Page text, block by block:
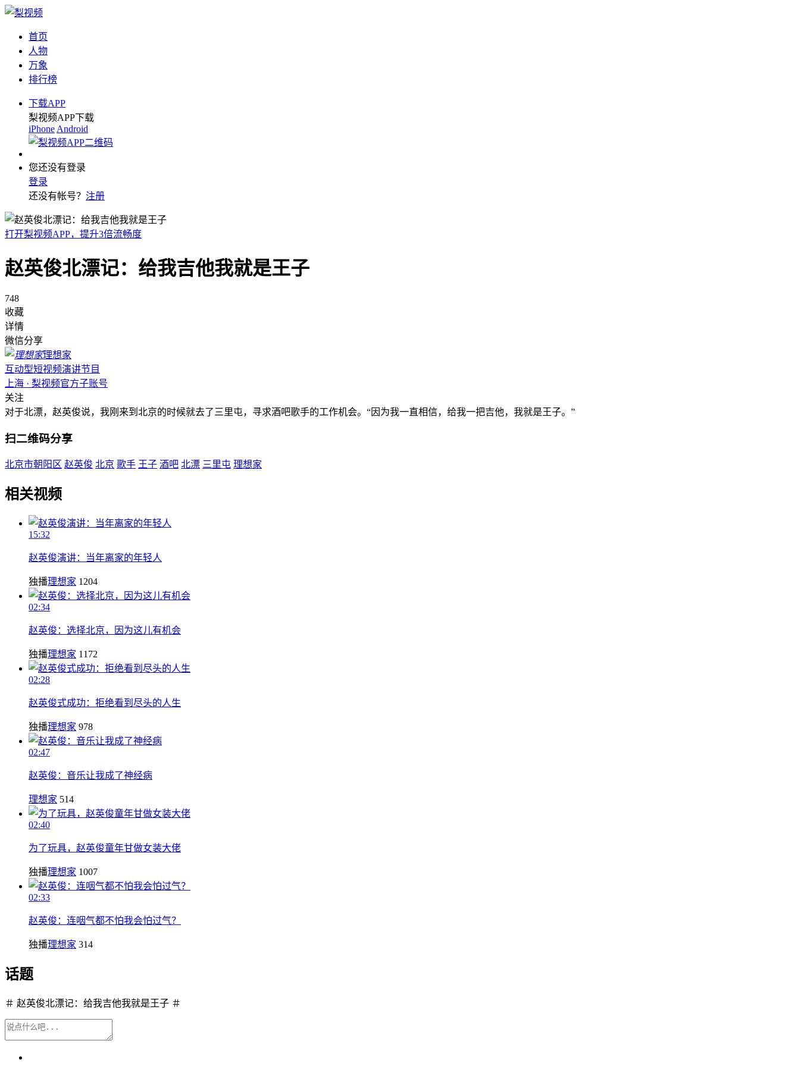
首页
人物
万象
排行榜
下载APP
梨视频APP下载
iPhone Android
您还没有登录
登录
还没有帐号？ 注册
打开梨视频APP，提升3倍流畅度
赵英俊北漂记：给我吉他我就是王子
748
收藏
详情
微信分享
理想家
互动型短视频演讲节目
上海 · 梨视频官方子账号
关注
对于北漂，赵英俊说，我刚来到北京的时候就去了三里屯，寻求酒吧歌手的工作机会。“因为我一直相信，给我一把吉他，我就是王子。”
扫二维码分享
北京市朝阳区 赵英俊 北京 歌手 王子 酒吧 北漂 三里屯 理想家
相关视频
15:32
赵英俊演讲：当年离家的年轻人
独播理想家 1204
02:34
赵英俊：选择北京，因为这儿有机会
独播理想家 1172
02:28
赵英俊式成功：拒绝看到尽头的人生
独播理想家 978
02:47
赵英俊：音乐让我成了神经病
理想家 514
02:40
为了玩具，赵英俊童年甘做女装大佬
独播理想家 1007
02:33
赵英俊：连咽气都不怕我会怕过气？
独播理想家 314
话题
＃ 赵英俊北漂记：给我吉他我就是王子 ＃